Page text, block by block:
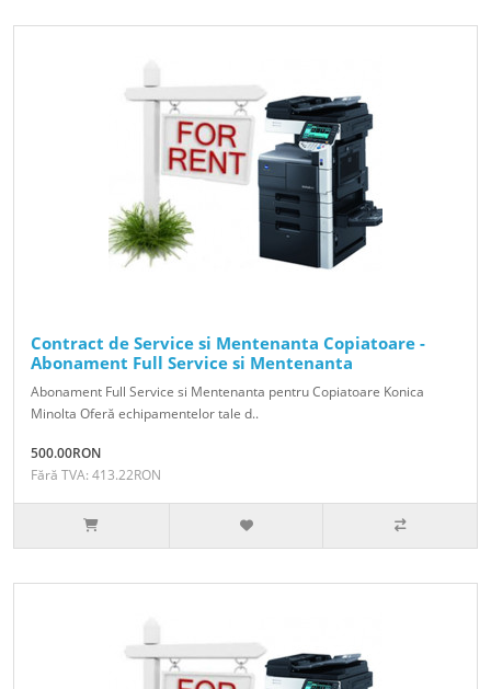
Contract de Service si Mentenanta Copiatoare -
Abonament Full Service si Mentenanta
Abonament Full Service si Mentenanta pentru Copiatoare Konica
Minolta Oferă echipamentelor tale d..
500.00RON
Fără TVA: 413.22RON